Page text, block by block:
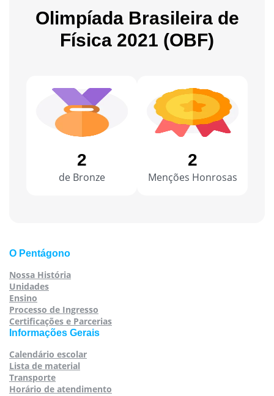
Olimpíada Brasileira de
Física 2021 (OBF)
2
de Bronze
2
Menções Honrosas
O Pentágono
Nossa História
Unidades
Ensino
Processo de Ingresso
Certificações e Parcerias
Informações Gerais
Calendário escolar
Lista de material
Transporte
Horário de atendimento